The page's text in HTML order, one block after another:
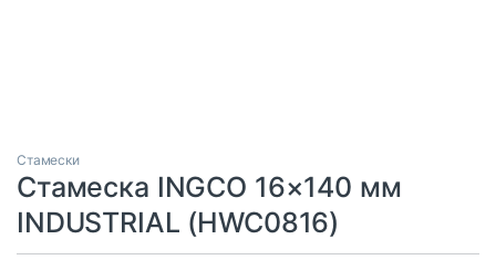
Стамески
Стамеска INGCO 16×140 мм
INDUSTRIAL (HWC0816)